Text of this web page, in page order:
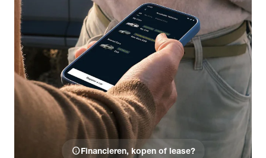
infoFinancieren, kopen of lease?